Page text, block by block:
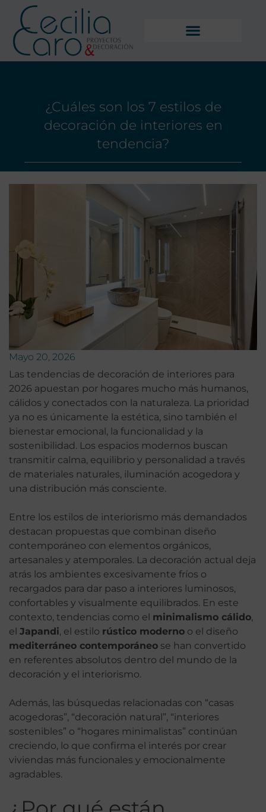
¿Cuáles son los 7 estilos de
decoración de interiores en
tendencia?
Mayo 20, 2026
Las tendencias de decoración de interiores para
2026 apuestan por hogares mucho más humanos,
cálidos y conectados con la naturaleza. La prioridad
ya no es únicamente la estética, sino también el
bienestar emocional, la funcionalidad y la
sostenibilidad. Los espacios modernos buscan
transmitir calma, equilibrio y personalidad a través
de materiales naturales, iluminación acogedora y
una distribución más consciente.
Entre los estilos de interiorismo más demandados
destacan propuestas que combinan diseño
contemporáneo con elementos orgánicos,
artesanales y atemporales. La decoración actual deja
atrás los ambientes excesivamente fríos o
recargados para dar paso a interiores luminosos,
confortables y visualmente equilibrados. En este
contexto, tendencias como el minimalismo cálido,
el Japandi, el estilo rústico moderno o el diseño
mediterráneo contemporáneo se han convertido
en referentes absolutos dentro del mundo de la
decoración y el interiorismo.
Además, las búsquedas relacionadas con “casas
acogedoras”, “decoración natural”, “interiores
sostenibles” o “hogares minimalistas” continúan
creciendo, lo que confirma el interés por crear
viviendas más funcionales y emocionalmente
agradables.